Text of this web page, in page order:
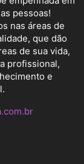
pessoas!
nas áreas de
que dão
de sua vida,
profissional,
e